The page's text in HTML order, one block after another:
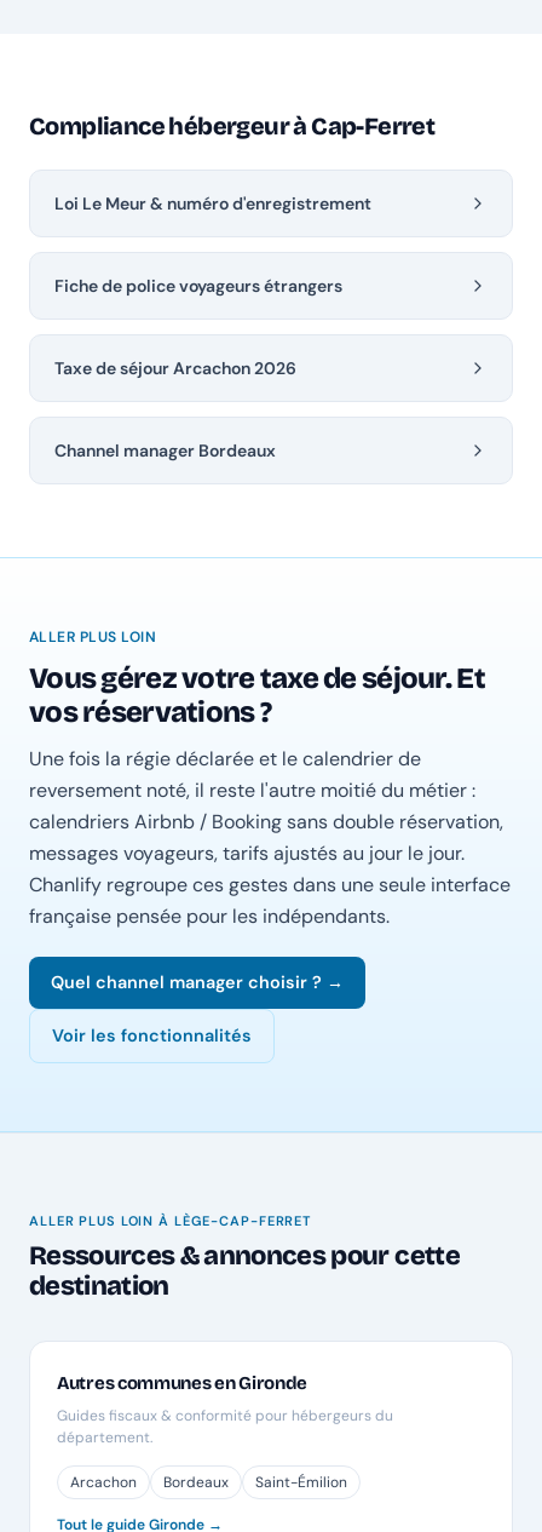
Compliance hébergeur à Cap-Ferret
Loi Le Meur & numéro d'enregistrement
Fiche de police voyageurs étrangers
Taxe de séjour Arcachon 2026
Channel manager Bordeaux
ALLER PLUS LOIN
Vous gérez votre taxe de séjour. Et
vos réservations ?
Une fois la régie déclarée et le calendrier de
reversement noté, il reste l'autre moitié du métier :
calendriers Airbnb / Booking sans double réservation,
messages voyageurs, tarifs ajustés au jour le jour.
Chanlify regroupe ces gestes dans une seule interface
française pensée pour les indépendants.
Quel channel manager choisir ? →
Voir les fonctionnalités
ALLER PLUS LOIN À LÈGE-CAP-FERRET
Ressources & annonces pour cette
destination
Autres communes en Gironde
Guides fiscaux & conformité pour hébergeurs du
département.
Arcachon Bordeaux Saint-Émilion
Tout le guide Gironde →